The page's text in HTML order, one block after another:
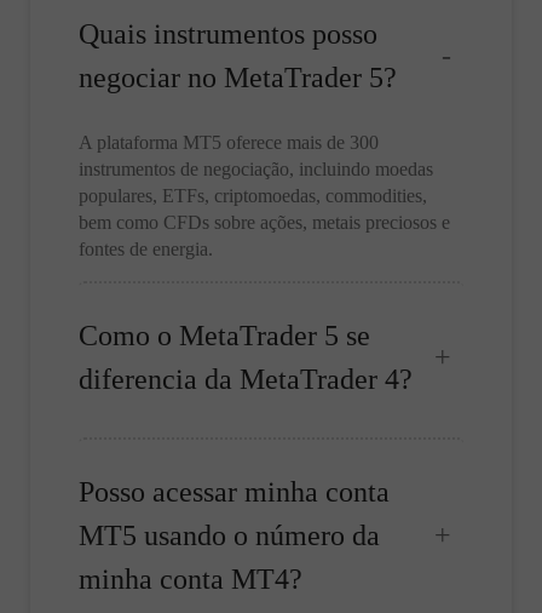
Quais instrumentos posso
negociar no MetaTrader 5?
A plataforma MT5 oferece mais de 300
instrumentos de negociação, incluindo moedas
populares, ETFs, criptomoedas, commodities,
bem como CFDs sobre ações, metais preciosos e
fontes de energia.
Como o MetaTrader 5 se
diferencia da MetaTrader 4?
Posso acessar minha conta
MT5 usando o número da
minha conta MT4?